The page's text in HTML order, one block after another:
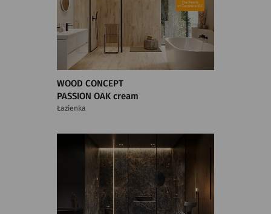
WOOD CONCEPT
PASSION OAK cream
Łazienka